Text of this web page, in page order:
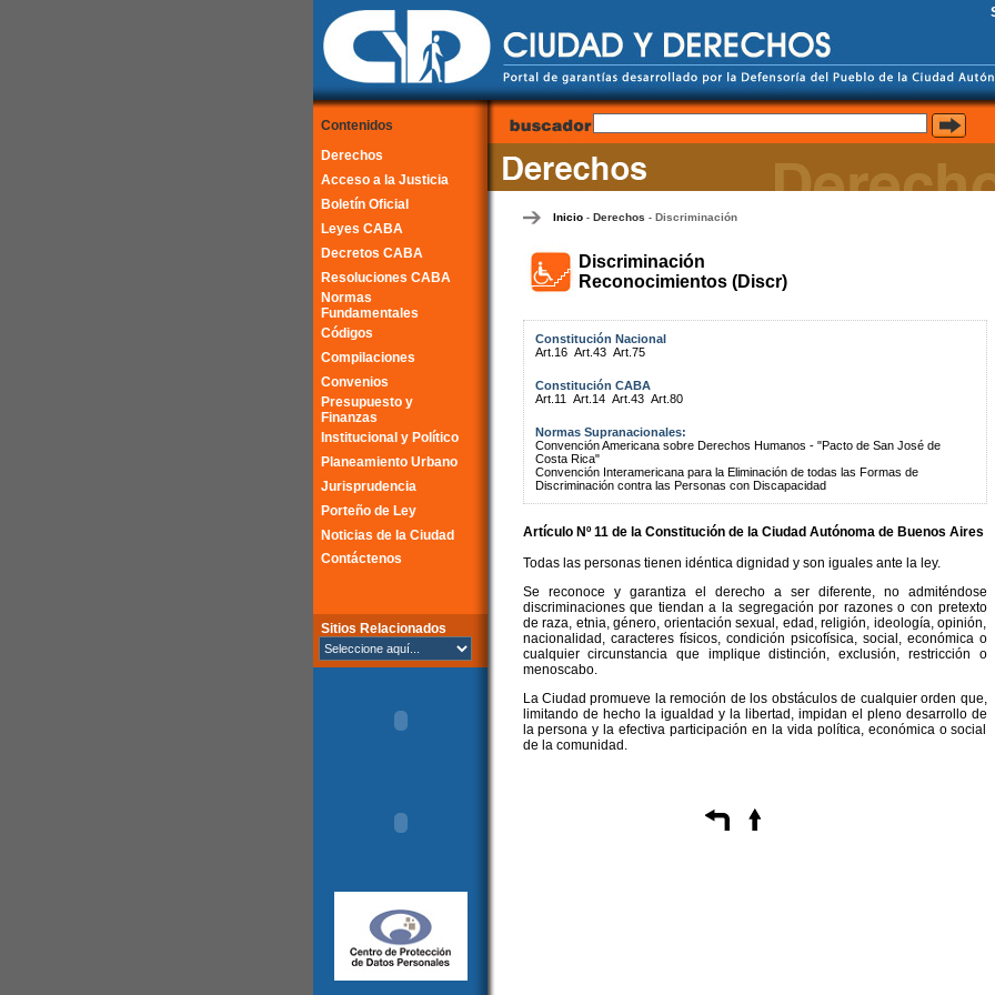
Contenidos
Derechos
Acceso a la Justicia
Boletín Oficial
Leyes CABA
Decretos CABA
Resoluciones CABA
Normas
Fundamentales
Códigos
Compilaciones
Convenios
Presupuesto y
Finanzas
Institucional y Político
Planeamiento Urbano
Jurisprudencia
Porteño de Ley
Noticias de la Ciudad
Contáctenos
Sitios Relacionados
Inicio- Derechos - Discriminación
Discriminación
Reconocimientos (Discr)
Constitución Nacional
Art.16 Art.43 Art.75
Constitución CABA
Art.11
Art.14 Art.43 Art.80
Normas Supranacionales:
Convención Americana sobre Derechos Humanos - "Pacto de San José de
Costa Rica"
Convención Interamericana para la Eliminación de todas las Formas de
Discriminación contra las Personas con Discapacidad
Artículo Nº 11 de la Constituciónde la Ciudad Autónoma de Buenos Aires
Todas las personas tienen idéntica dignidad y son iguales ante la ley.
Se reconoce y garantiza el derecho a ser diferente, no admiténdose
discriminaciones que tiendan a la segregación por razones o con pretexto
de raza, etnia, género, orientación sexual, edad, religión, ideología, opinión,
nacionalidad, caracteres físicos, condición psicofísica, social, económica o
cualquier circunstancia que implique distinción, exclusión, restricción o
menoscabo.
La Ciudad promueve la remoción de los obstáculos de cualquier orden que,
limitando de hecho la igualdad y la libertad, impidan el pleno desarrollo de
la persona y la efectiva participación en la vida política, económica o social
de la comunidad.